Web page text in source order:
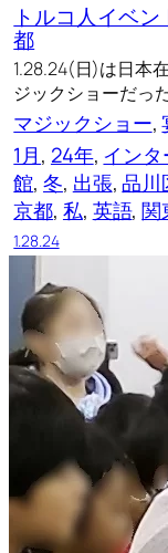
トルコ人イベ
都
1.28.24(日)は日本
ジックショーだっ
マジックショー,
1月, 24年, インタ
館, 冬, 出張, 品川
京都, 私, 英語, 関
1.28.24